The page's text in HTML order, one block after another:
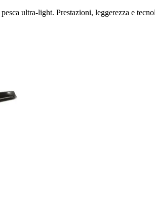
ultra-light. Prestazioni, leggerezza e